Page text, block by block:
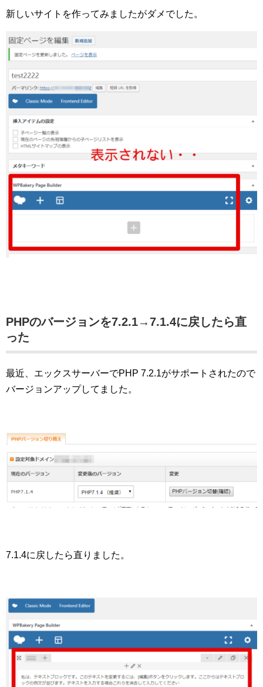
新しいサイトを作ってみましたがダメでした。
PHPのバージョンを7.2.1→7.1.4に戻したら直
った
最近、エックスサーバーでPHP 7.2.1がサポートされたので
バージョンアップしてました。
7.1.4に戻したら直りました。